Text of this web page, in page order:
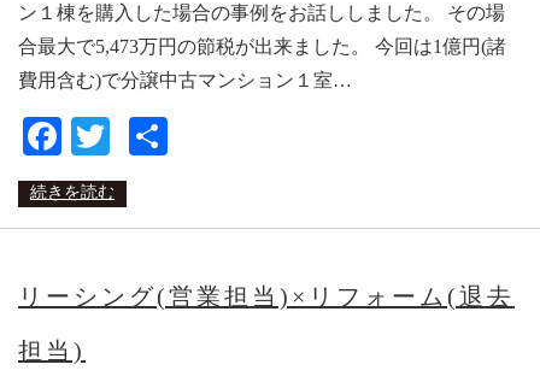
ン１棟を購入した場合の事例をお話ししました。 その場
合最大で5,473万円の節税が出来ました。 今回は1億円(諸
費用含む)で分譲中古マンション１室…
Facebook
Twitter
続きを読む
リーシング(営業担当)×リフォーム(退去
担当)